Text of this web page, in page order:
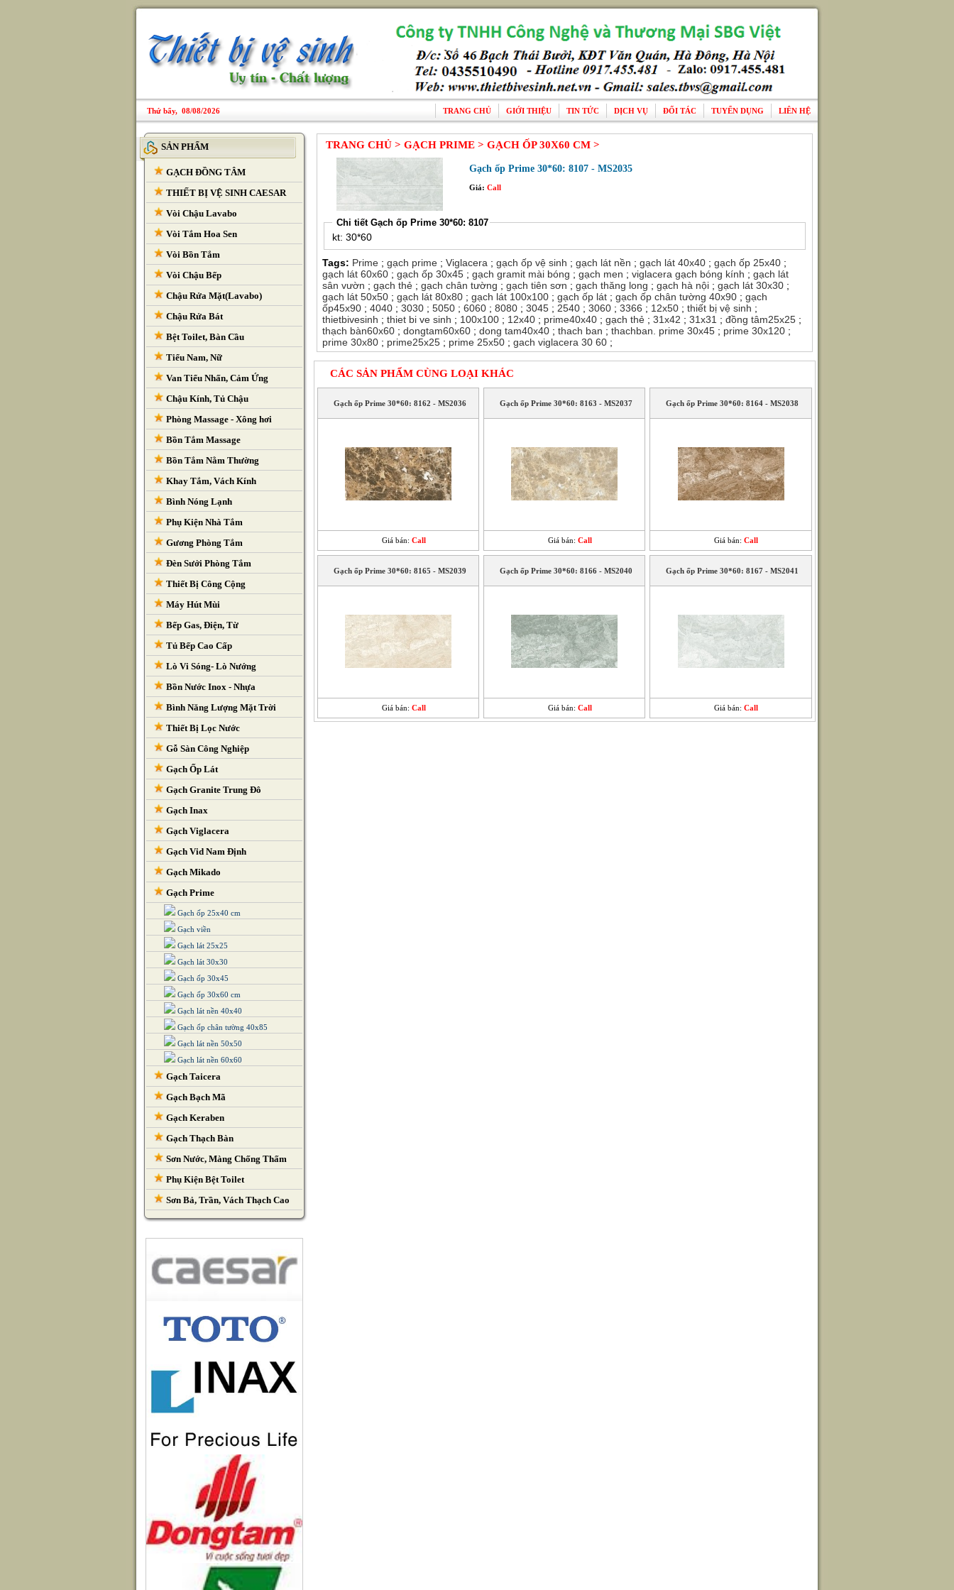
Thứ bẩy, 08/08/2026 TRANG CHỦ GIỚI THIỆU TIN TỨC DỊCH VỤ ĐỐI TÁC TUYỂN DỤNG LIÊN HỆ
SẢN PHẨM
GẠCH ĐỒNG TÂM
THIẾT BỊ VỆ SINH CAESAR
Vòi Chậu Lavabo
Vòi Tắm Hoa Sen
Vòi Bồn Tắm
Vòi Chậu Bếp
Chậu Rửa Mặt(Lavabo)
Chậu Rửa Bát
Bệt Toilet, Bàn Cầu
Tiểu Nam, Nữ
Van Tiểu Nhấn, Cảm Ứng
Chậu Kính, Tủ Chậu
Phòng Massage - Xông hơi
Bồn Tắm Massage
Bồn Tắm Nằm Thường
Khay Tắm, Vách Kính
Bình Nóng Lạnh
Phụ Kiện Nhà Tắm
Gương Phòng Tắm
Đèn Sưởi Phòng Tắm
Thiết Bị Công Cộng
Máy Hút Mùi
Bếp Gas, Điện, Từ
Tủ Bếp Cao Cấp
Lò Vi Sóng- Lò Nướng
Bồn Nước Inox - Nhựa
Bình Năng Lượng Mặt Trời
Thiết Bị Lọc Nước
Gỗ Sàn Công Nghiệp
Gạch Ốp Lát
Gạch Granite Trung Đô
Gạch Inax
Gạch Viglacera
Gạch Vid Nam Định
Gạch Mikado
Gạch Prime
Gạch ốp 25x40 cm
Gạch viền
Gạch lát 25x25
Gạch lát 30x30
Gạch ốp 30x45
Gạch ốp 30x60 cm
Gạch lát nền 40x40
Gạch ốp chân tường 40x85
Gạch lát nền 50x50
Gạch lát nền 60x60
Gạch Taicera
Gạch Bạch Mã
Gạch Keraben
Gạch Thạch Bàn
Sơn Nước, Màng Chống Thấm
Phụ Kiện Bệt Toilet
Sơn Bả, Trần, Vách Thạch Cao
TRANG CHỦ > GẠCH PRIME > GẠCH ỐP 30X60 CM >
Gạch ốp Prime 30*60: 8107 - MS2035
Giá: Call
Chi tiết Gạch ốp Prime 30*60: 8107
kt: 30*60
Tags: Prime ; gạch prime ; Viglacera ; gạch ốp vệ sinh ; gạch lát nền ; gạch lát 40x40 ; gạch ốp 25x40 ;
gạch lát 60x60 ; gạch ốp 30x45 ; gạch gramit mài bóng ; gạch men ; viglacera gạch bóng kính ; gạch lát
sân vườn ; gạch thẻ ; gạch chân tường ; gạch tiên sơn ; gạch thăng long ; gạch hà nội ; gạch lát 30x30 ;
gạch lát 50x50 ; gạch lát 80x80 ; gạch lát 100x100 ; gạch ốp lát ; gạch ốp chân tường 40x90 ; gạch
ốp45x90 ; 4040 ; 3030 ; 5050 ; 6060 ; 8080 ; 3045 ; 2540 ; 3060 ; 3366 ; 12x50 ; thiết bị vệ sinh ;
thietbivesinh ; thiet bi ve sinh ; 100x100 ; 12x40 ; prime40x40 ; gạch thẻ ; 31x42 ; 31x31 ; đồng tâm25x25 ;
thạch bàn60x60 ; dongtam60x60 ; dong tam40x40 ; thach ban ; thachban. prime 30x45 ; prime 30x120 ;
prime 30x80 ; prime25x25 ; prime 25x50 ; gach viglacera 30 60 ;
CÁC SẢN PHẨM CÙNG LOẠI KHÁC
Gạch ốp Prime 30*60: 8162 - MS2036
Giá bán: Call
Gạch ốp Prime 30*60: 8163 - MS2037
Giá bán: Call
Gạch ốp Prime 30*60: 8164 - MS2038
Giá bán: Call
Gạch ốp Prime 30*60: 8165 - MS2039
Giá bán: Call
Gạch ốp Prime 30*60: 8166 - MS2040
Giá bán: Call
Gạch ốp Prime 30*60: 8167 - MS2041
Giá bán: Call